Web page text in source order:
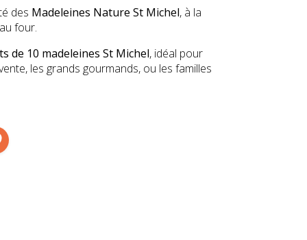
des Madeleines Nature St Michel, à la
four.
de 10 madeleines St Michel, idéal pour
les grands gourmands, ou les familles